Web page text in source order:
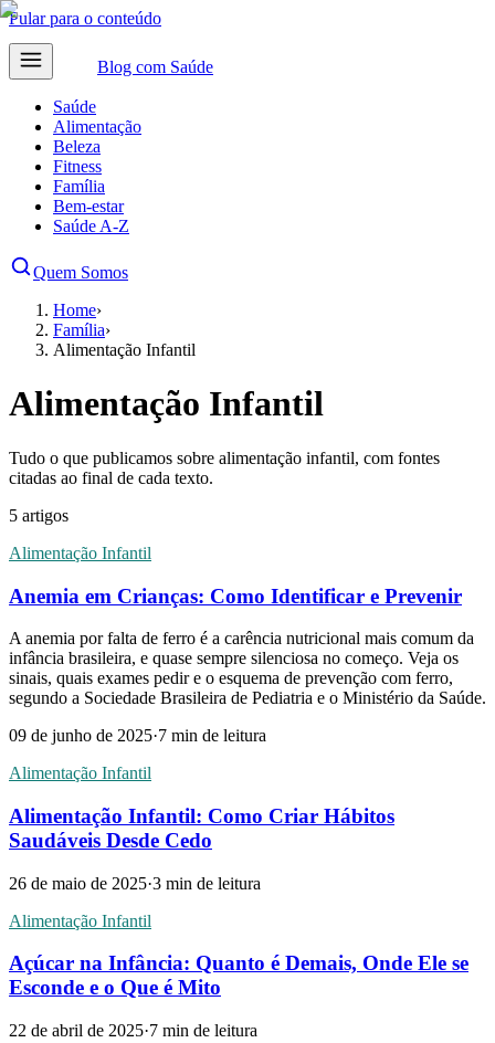
Pular para o conteúdo
Blog com Saúde
Saúde
Alimentação
Beleza
Fitness
Família
Bem-estar
Saúde A-Z
Quem Somos
Home›
Família›
Alimentação Infantil
Alimentação Infantil
Tudo o que publicamos sobre alimentação infantil, com fontes
citadas ao final de cada texto.
5 artigos
Alimentação Infantil
Anemia em Crianças: Como Identificar e Prevenir
A anemia por falta de ferro é a carência nutricional mais comum da
infância brasileira, e quase sempre silenciosa no começo. Veja os
sinais, quais exames pedir e o esquema de prevenção com ferro,
segundo a Sociedade Brasileira de Pediatria e o Ministério da Saúde.
09 de junho de 2025·7 min de leitura
Alimentação Infantil
Alimentação Infantil: Como Criar Hábitos
Saudáveis Desde Cedo
26 de maio de 2025·3 min de leitura
Alimentação Infantil
Açúcar na Infância: Quanto é Demais, Onde Ele se
Esconde e o Que é Mito
22 de abril de 2025·7 min de leitura